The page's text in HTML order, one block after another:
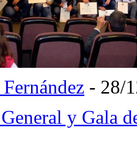
- 28/
y Gala